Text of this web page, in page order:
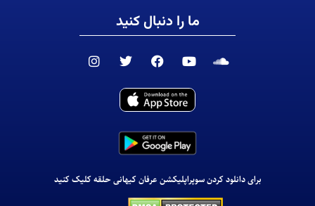
ما را دنبال کنید
S
d
Y
u
t
u
e
F
c
e
b
o
k
T
i
t
r
I
برای دانلود کردن سوپراپلیکشن عرفان کیهانی حلقه کلیک کنید